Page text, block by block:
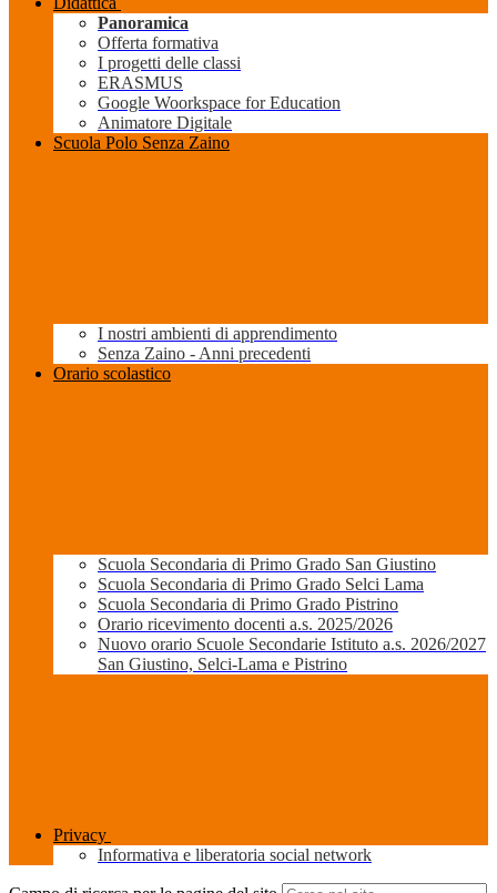
Panoramica
Offerta formativa
I progetti delle classi
ERASMUS
Google Woorkspace for Education
Animatore Digitale
Scuola Polo Senza Zaino
I nostri ambienti di apprendimento
Senza Zaino - Anni precedenti
Orario scolastico
Scuola Secondaria di Primo Grado San Giustino
Scuola Secondaria di Primo Grado Selci Lama
Scuola Secondaria di Primo Grado Pistrino
Orario ricevimento docenti a.s. 2025/2026
Nuovo orario Scuole Secondarie Istituto a.s. 2026/2027
San Giustino, Selci-Lama e Pistrino
Privacy
Informativa e liberatoria social network